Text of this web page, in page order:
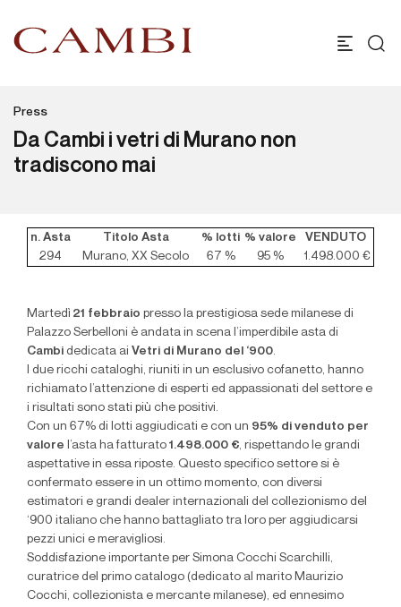
Press
Da Cambi i vetri di Murano non
tradiscono mai
n. Asta Titolo Asta % lotti % valore
VENDUTO
294
Murano, XX Secolo 67 % 95 % 1.498.000 €
Martedì 21 febbraio presso la prestigiosa sede milanese di
Palazzo Serbelloni è andata in scena l’imperdibile asta di
Cambi dedicata ai Vetri di Murano del ‘900.
I due ricchi cataloghi, riuniti in un esclusivo cofanetto, hanno
richiamato l’attenzione di esperti ed appassionati del settore e
i risultati sono stati più che positivi.
Con un 67% di lotti aggiudicati e con un 95% di venduto per
valore l’asta ha fatturato 1.498.000 €, rispettando le grandi
aspettative in essa riposte. Questo specifico settore si è
confermato essere in un ottimo momento, con diversi
estimatori e grandi dealer internazionali del collezionismo del
‘900 italiano che hanno battagliato tra loro per aggiudicarsi
pezzi unici e meravigliosi.
Soddisfazione importante per Simona Cocchi Scarchilli,
curatrice del primo catalogo (dedicato al marito Maurizio
Cocchi, collezionista e mercante milanese), ed ennesimo